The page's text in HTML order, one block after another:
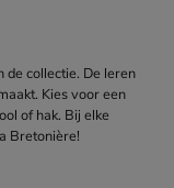
de collectie. De leren
Kies voor een
of hak. Bij elke
Bretonière!